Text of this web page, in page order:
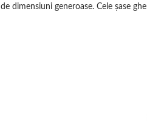
dimensiuni generoase. Cele șase